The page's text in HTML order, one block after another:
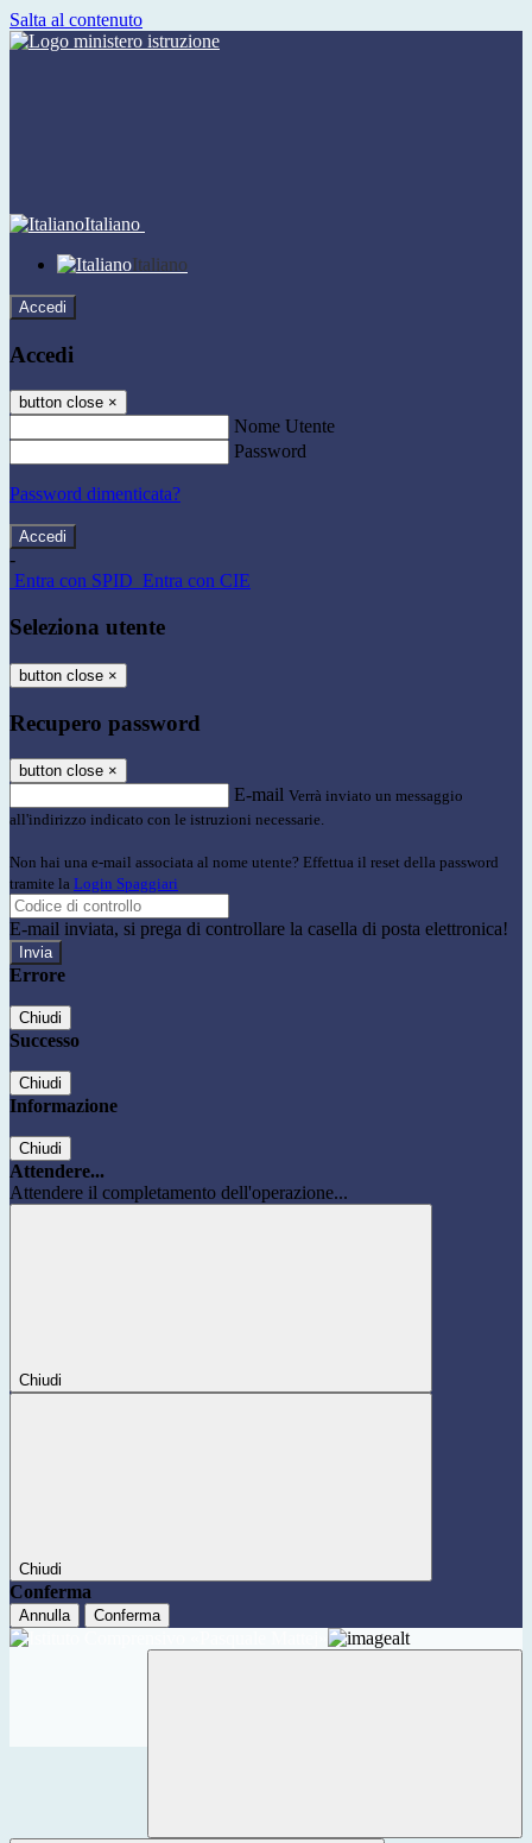
Salta al contenuto
Italiano
Italiano
Accedi
Accedi
button close ×
Nome Utente
Password
Password dimenticata?
-
Entra con SPID Entra con CIE
Seleziona utente
button close ×
Recupero password
button close ×
E-mail Verrà inviato un messaggio
all'indirizzo indicato con le istruzioni necessarie.
Non hai una e-mail associata al nome utente? Effettua il reset della password
tramite la Login Spaggiari
E-mail inviata, si prega di controllare la casella di posta elettronica!
Errore
Chiudi
Successo
Chiudi
Informazione
Chiudi
Attendere...
Attendere il completamento dell'operazione...
Chiudi
Chiudi
Conferma
Annulla Conferma